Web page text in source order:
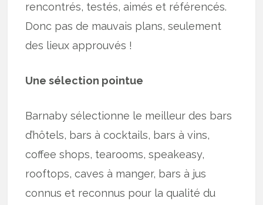
rencontrés, testés, aimés et référencés.
Donc pas de mauvais plans, seulement
des lieux approuvés !
Une sélection pointue
Barnaby sélectionne le meilleur des bars
d’hôtels, bars à cocktails, bars à vins,
coffee shops, tearooms, speakeasy,
rooftops, caves à manger, bars à jus
connus et reconnus pour la qualité du